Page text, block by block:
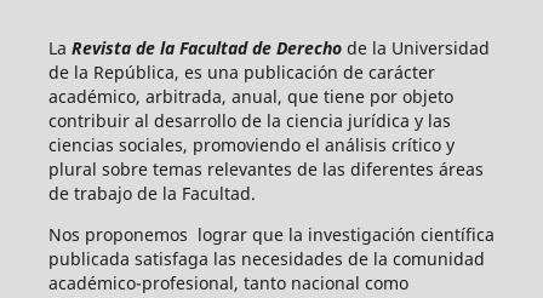
La Revista de la Facultad de Derecho de la Universidad
de la República, es una publicación de carácter
académico, arbitrada, anual, que tiene por objeto
contribuir al desarrollo de la ciencia jurídica y las
ciencias sociales, promoviendo el análisis crítico y
plural sobre temas relevantes de las diferentes áreas
de trabajo de la Facultad.
Nos proponemos lograr que la investigación científica
publicada satisfaga las necesidades de la comunidad
académico-profesional, tanto nacional como